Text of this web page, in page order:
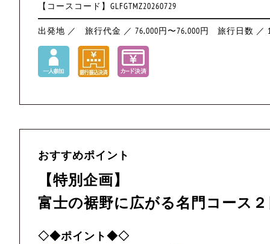
【コースコード】GLFGTMZ20260729
出発地 ／ 旅行代金 ／ 76,000円〜76,000円 旅行日数 ／
おすすめポイント
【特別企画】
富士の裾野に広がる名門コース
◇◆ポイント◆◇